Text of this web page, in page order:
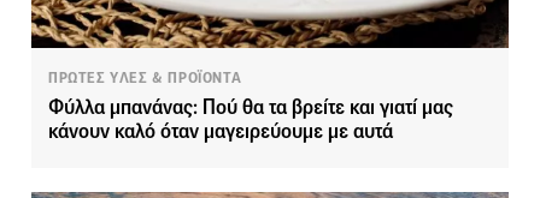
ΠΡΩΤΕΣ ΥΛΕΣ & ΠΡΟΪΟΝΤΑ
Φύλλα μπανάνας: Πού θα τα βρείτε και γιατί μας
κάνουν καλό όταν μαγειρεύουμε με αυτά